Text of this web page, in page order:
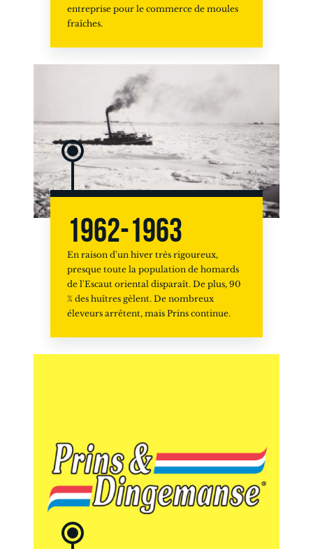
entreprise pour le commerce de moules
fraîches.
1962-1963
En raison d'un hiver très rigoureux,
presque toute la population de homards
de l'Escaut oriental disparaît. De plus, 90
% des huîtres gèlent. De nombreux
éleveurs arrêtent, mais Prins continue.